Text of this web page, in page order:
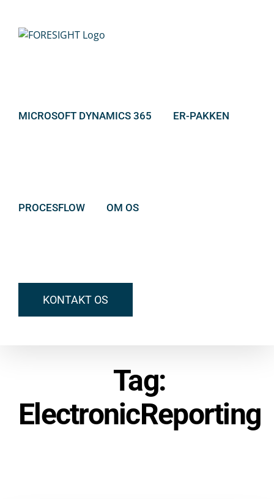
content
MICROSOFT DYNAMICS 365 ER-PAKKEN
PROCESFLOW OM OS
KONTAKT OS
Tag:
ElectronicReporting